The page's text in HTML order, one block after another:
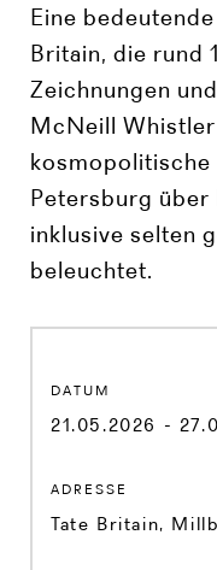
Eine
Britain, die rund
Zeichnungen
McNeill
kosmopolitische
Petersburg über
inklusive selten
beleuchtet.
DATUM
21.05.2026 -
ADRESSE
Tate Britain,